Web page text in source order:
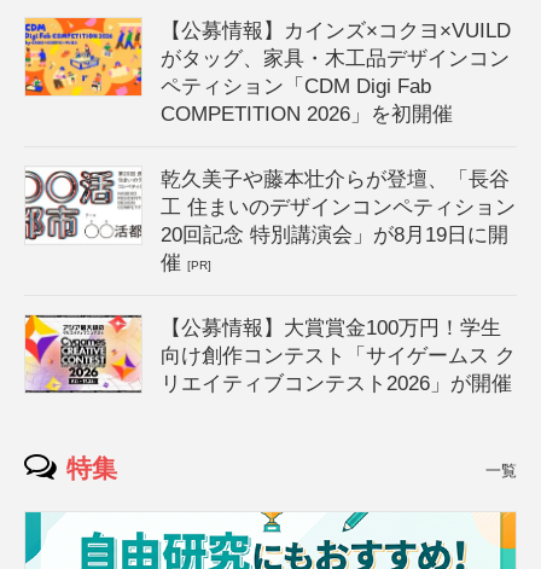
【公募情報】カインズ×コクヨ×VUILD
がタッグ、家具・木工品デザインコン
ペティション「CDM Digi Fab
COMPETITION 2026」を初開催
乾久美子や藤本壮介らが登壇、「長谷
工 住まいのデザインコンペティション
20回記念 特別講演会」が8月19日に開
催[PR]
【公募情報】大賞賞金100万円！学生
向け創作コンテスト「サイゲームス ク
リエイティブコンテスト2026」が開催
特集 一覧